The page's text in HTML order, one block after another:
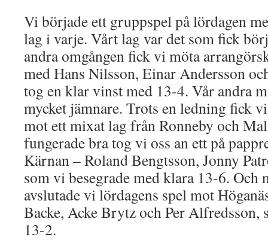
Vi började ett gruppspel på lördagen
lag i varje. Vårt lag var det som fick
andra omgången fick vi möta
med Hans Nilsson, Einar Andersson
tog en klar vinst med 13-4. Vår andra
mycket jämnare. Trots en ledning fick
mot ett mixat lag från Ronneby och
fungerade bra tog vi oss an ett på
Kärnan – Roland Bengtsson, Jonny
som vi besegrade med klara 13-6. Och
avslutade vi lördagens spel mot
Backe, Acke Brytz och Per Alfredsson,
13-2.